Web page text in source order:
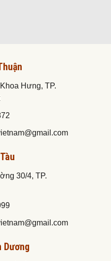
Hưng, TP.
30/4, TP.
Dương